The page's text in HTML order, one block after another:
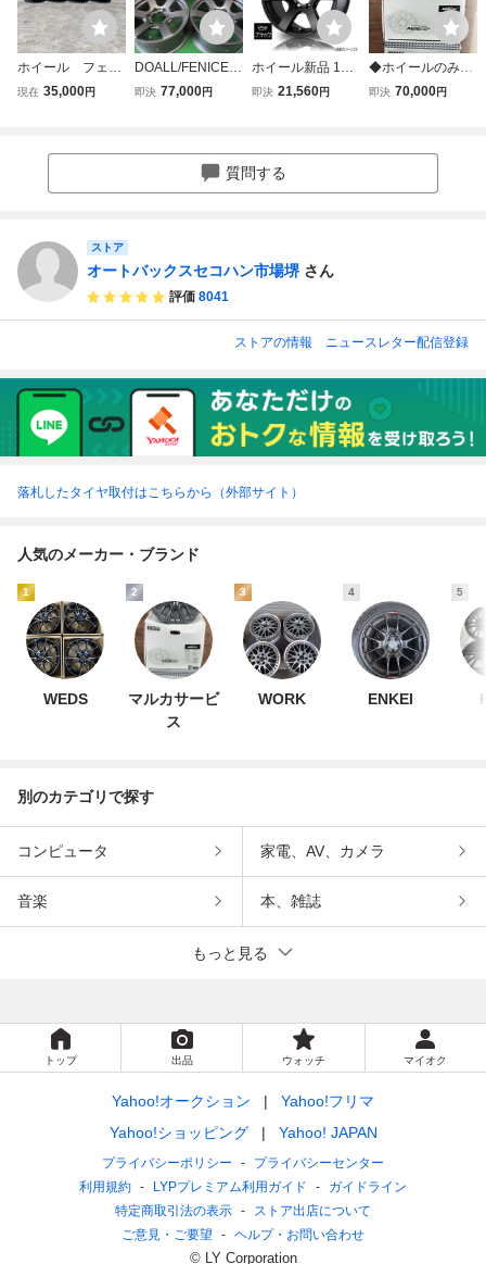
ホイール フェニ
ーチェ 17イン
現在 35,000円
DOALL/FENICE X
XC6☆17インチ/8
安/即決/プラド/ハ
イラックス/パジェ
即決 77,000円
ホイール新品 1本
のみ ドゥオール
H139.7 8J+20 業
販4本購入で送料
即決 21,560円
◆ホイールのみ4
本セット! 17イン
即決 70,000円
質問する
ストア
オートバックスセコハン市場堺 さん
評価 8041
ストアの情報 ニュースレター配信登録
落札したタイヤ取付はこちらから（外部サイト）
人気のメーカー・ブランド
1
WEDS
2
マルカサービ
ス
3
WORK
4
ENKEI
5
別のカテゴリで探す
コンピュータ 家電、AV、カメラ
音楽 本、雑誌
もっと見る
トップ 出品 ウォッチ マイオク
Yahoo!オークション
Yahoo!フリマ
Yahoo!ショッピング
Yahoo! JAPAN
プライバシーポリシー
プライバシーセンター
利用規約
LYPプレミアム利用ガイド
ガイドライン
特定商取引法の表示
ストア出店について
ご意見・ご要望
ヘルプ・お問い合わせ
© LY Corporation